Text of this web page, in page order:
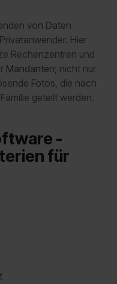
von Daten
Hier
Rechenzentren und
Mandanten; nicht nur
Fotos, die nach
geteilt werden.
-
für